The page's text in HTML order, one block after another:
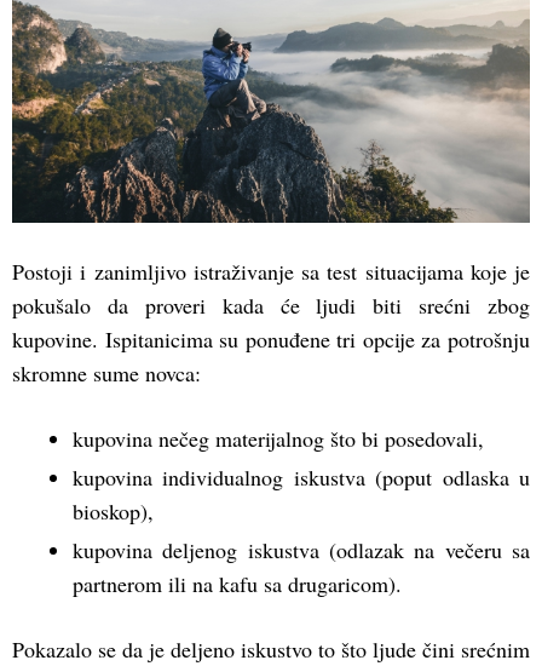
Postoji i zanimljivo istraživanje sa test situacijama koje je
pokušalo da proveri kada će ljudi biti srećni zbog
kupovine. Ispitanicima su ponuđene tri opcije za potrošnju
skromne sume novca:
kupovina nečeg materijalnog što bi posedovali,
kupovina individualnog iskustva (poput odlaska u
bioskop),
kupovina deljenog iskustva (odlazak na večeru sa
partnerom ili na kafu sa drugaricom).
Pokazalo se da je deljeno iskustvo to što ljude čini srećnim